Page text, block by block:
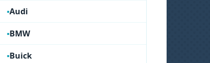
Audi
BMW
Buick